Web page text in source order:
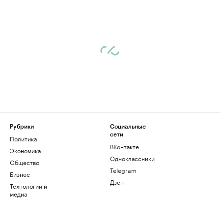
Рубрики
Политика
Экономика
Общество
Бизнес
Технологии и
медиа
Социальные
сети
ВКонтакте
Одноклассники
Telegram
Дзен